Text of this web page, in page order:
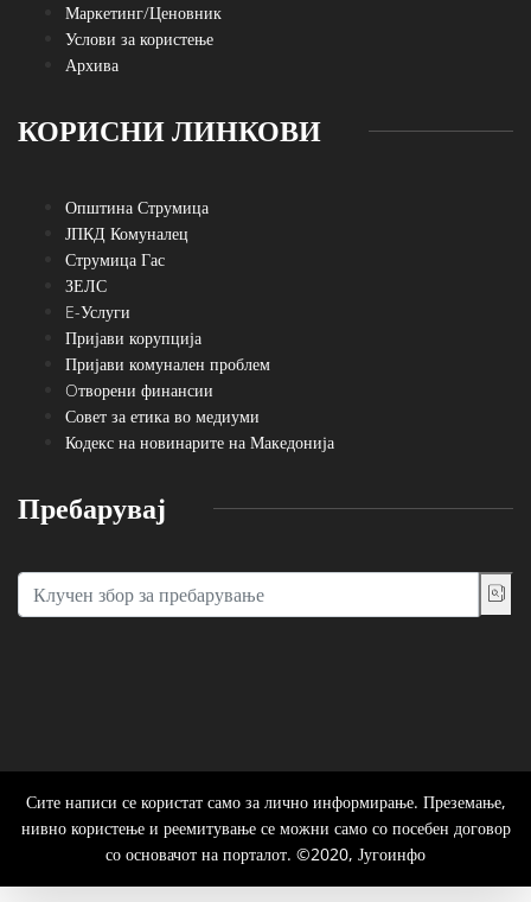
Маркетинг/Ценовник
Услови за користење
Архива
КОРИСНИ ЛИНКОВИ
Општина Струмица
ЈПКД Комуналец
Струмица Гас
ЗЕЛС
E-Услуги
Пријави корупција
Пријави комунален проблем
Oтворени финансии
Совет за етика во медиуми
Кодекс на новинарите на Македонија
Пребарувај
Сите написи се користат само за лично информирање. Преземање,
нивно користење и реемитување се можни само со посебен договор
со основачот на порталот. ©2020, Југоинфо